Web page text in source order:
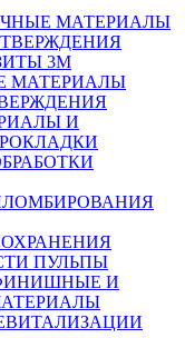
МАТЕРИАЛЫ
3М
МАТЕРИАЛЫ
И
ПУЛЬПЫ
И